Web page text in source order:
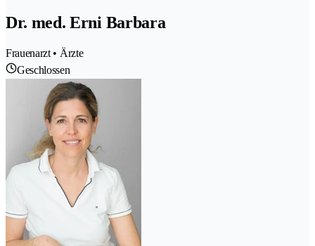
Dr. med. Erni Barbara
Frauenarzt • Ärzte
Geschlossen